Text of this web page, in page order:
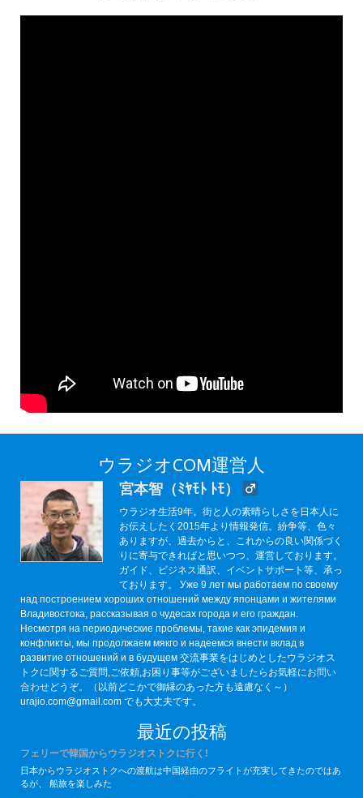
ウラジオCOM運営人
宮本智（ﾐﾔﾓﾄ ﾄﾓ）
ウラジオ生活9年。街と人の素晴らしさを日本人に
お伝えしたく2015年より情報発信。紛争等、色々
ありますが、過去からと、これからの良い関係づく
りに寄与できればと思いつつ、運営しております。
ガイド、ビジネス通訳、イベントサポート等、承っ
ております。 Уже 9 лет мы работаем по своему
над построением хороших отношений между японцами и жителями
Владивостока, рассказывая о чудесах города и его граждан.
Несмотря на периодические проблемы, такие как эпидемия и
конфликты, мы продолжаем мякго и надеемся внести вклад в
развитие отношений и в будущем 交流事業をはじめとしたウラジオス
トクに関するご質問,ご依頼,お困り事等がございましたらお気軽にお問い
合わせどうぞ。（以前どこかで御縁のあった方も遠慮なく～）
urajio.com@gmail.com でも大丈夫です。
最近の投稿
フェリーで韓国からウラジオストクに行く!
日本からウラジオストクへの渡航は中国経由のフライトが充実してきたのではあ
るが、 船旅を楽しみた